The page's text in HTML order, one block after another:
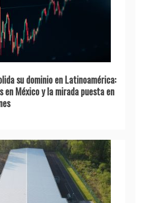
su dominio en Latinoamérica:
en México y la mirada puesta en